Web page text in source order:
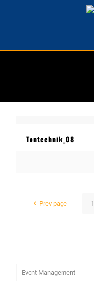
Tontechnik_08
Prev page 1
Event Management